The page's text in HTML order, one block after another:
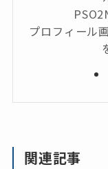
プロフィール
関連記事